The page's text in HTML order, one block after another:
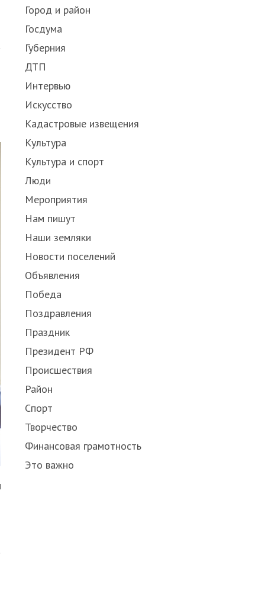
Город и район
Госдума
Губерния
ДТП
Интервью
Искусство
Кадастровые извещения
Культура
Культура и спорт
Люди
Мероприятия
Нам пишут
Наши земляки
Новости поселений
Объявления
Победа
Поздравления
Праздник
Президент РФ
Происшествия
Район
Спорт
Творчество
Финансовая грамотность
Это важно